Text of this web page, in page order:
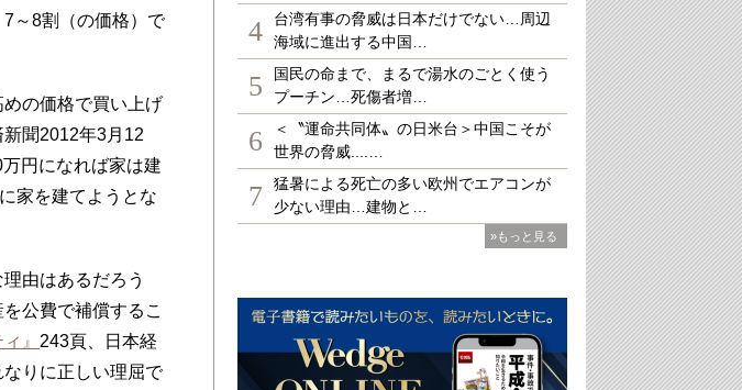
～8割（の価格）で
の価格で買い上げ
聞2012年3月12
円になれば家は建
家を建てようとな
由はあるだろう
公費で補償するこ
』 243頁、日本経
りに正しい理屈で
4
台湾有事の脅威は日本だけでない…周辺
海域に進出する中国…
5
国民の命まで、まるで湯水のごとく使う
プーチン…死傷者増…
6
＜〝運命共同体〟の日米台＞中国こそが
世界の脅威....…
7
猛暑による死亡の多い欧州でエアコンが
少ない理由…建物と…
»もっと見る